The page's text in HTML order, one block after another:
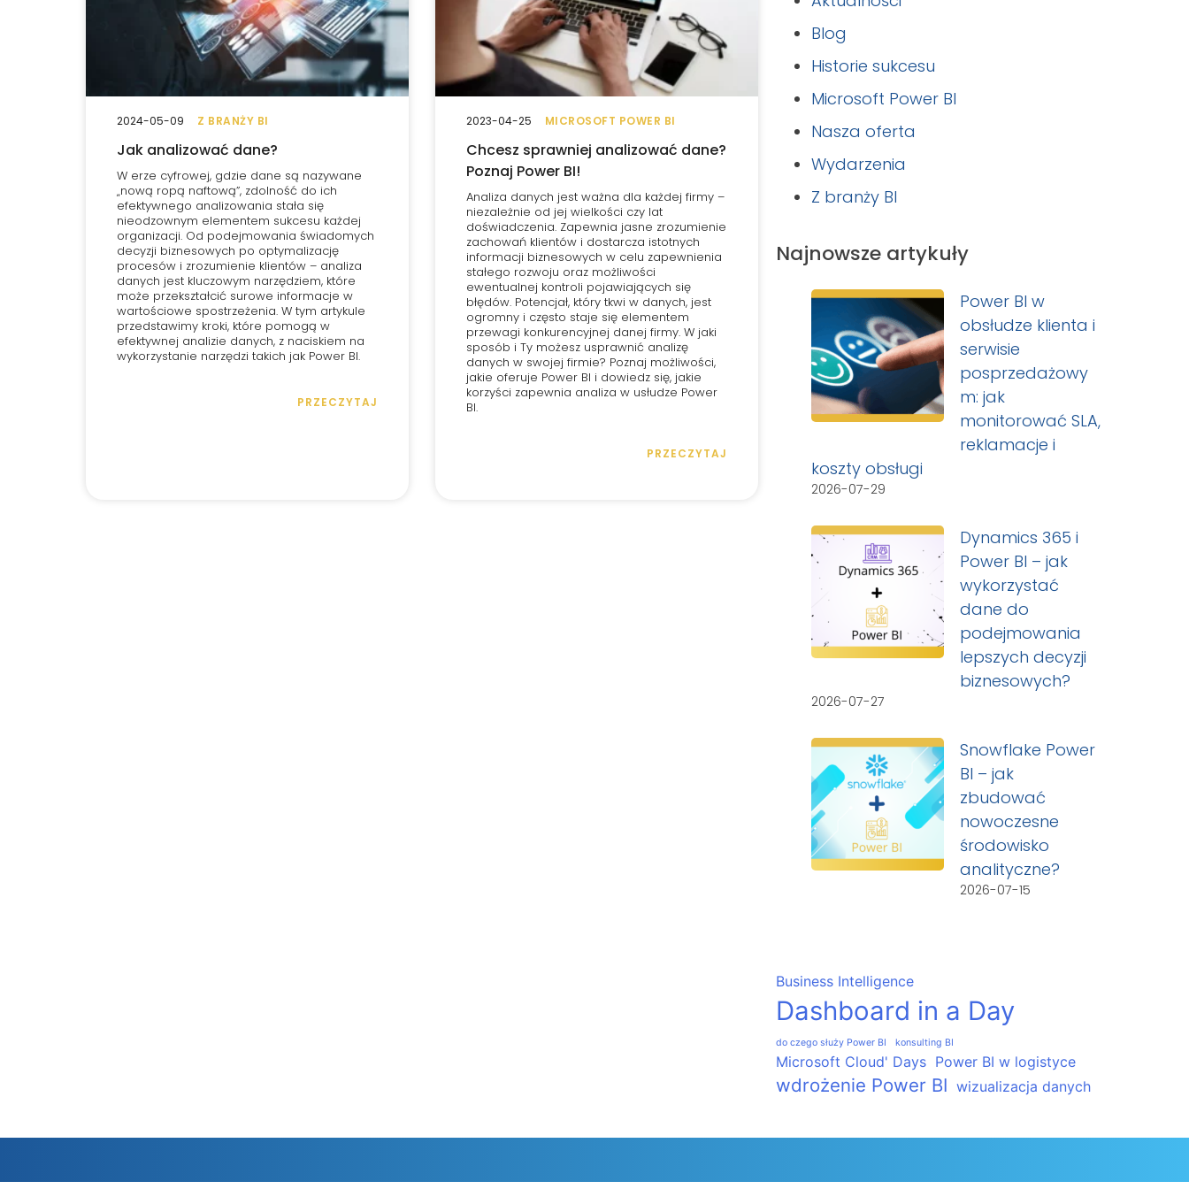
Z BRANŻY BI
Jak analizować dane?
W erze cyfrowej, gdzie dane są nazywane
„nową ropą naftową”, zdolność do ich
efektywnego analizowania stała się
nieodzownym elementem sukcesu każdej
organizacji. Od podejmowania świadomych
decyzji biznesowych po optymalizację
procesów i zrozumienie klientów – analiza
danych jest kluczowym narzędziem, które
może przekształcić surowe informacje w
wartościowe spostrzeżenia. W tym artykule
przedstawimy kroki, które pomogą w
efektywnej analizie danych, z naciskiem na
wykorzystanie narzędzi takich jak Power BI.
PRZECZYTAJ
2024-05-09 MICROSOFT POWER BI
Chcesz sprawniej analizować dane?
Poznaj Power BI!
Analiza danych jest ważna dla każdej firmy –
niezależnie od jej wielkości czy lat
doświadczenia. Zapewnia jasne zrozumienie
zachowań klientów i dostarcza istotnych
informacji biznesowych w celu zapewnienia
stałego rozwoju oraz możliwości
ewentualnej kontroli pojawiających się
błędów. Potencjał, który tkwi w danych, jest
ogromny i często staje się elementem
przewagi konkurencyjnej danej firmy. W jaki
sposób i Ty możesz usprawnić analizę
danych w swojej firmie? Poznaj możliwości,
jakie oferuje Power BI i dowiedz się, jakie
korzyści zapewnia analiza w usłudze Power
BI.
PRZECZYTAJ
2023-04-25
Blog
Historie sukcesu
Microsoft Power BI
Nasza oferta
Wydarzenia
Z branży BI
Najnowsze artykuły
Power BI w
obsłudze klienta i
serwisie
posprzedażowy
m: jak
monitorować SLA,
reklamacje i
koszty obsługi
2026-07-29
Dynamics 365 i
Power BI – jak
wykorzystać
dane do
podejmowania
lepszych decyzji
biznesowych?
2026-07-27
Snowflake Power
BI – jak
zbudować
nowoczesne
środowisko
analityczne?
2026-07-15
Business Intelligence
Dashboard in a Day
do czego służy Power BI konsulting BI
Microsoft Cloud' Days Power BI w logistyce
wdrożenie Power BI wizualizacja danych